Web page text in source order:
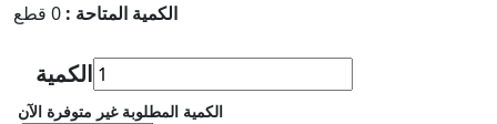
الكمية المتاحة : 0 قطع
الكمية
الكمية المطلوبة غير متوفرة الآن